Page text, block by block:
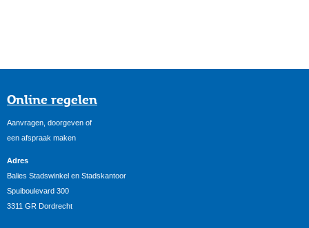
Online regelen
Aanvragen, doorgeven of
een afspraak maken
Adres
Balies Stadswinkel en Stadskantoor
Spuiboulevard 300
3311 GR Dordrecht